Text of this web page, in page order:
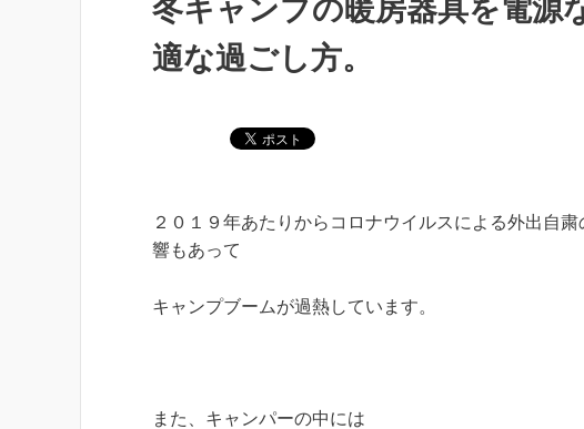
冬キャンプの暖房器具を電源
適な過ごし方。
２０１９年あたりからコロナウイルスによる外出自粛
響もあって
キャンプブームが過熱しています。
また、キャンパーの中には